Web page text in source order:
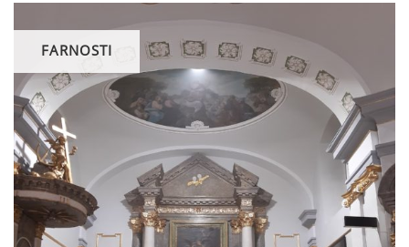
FARNOSTI